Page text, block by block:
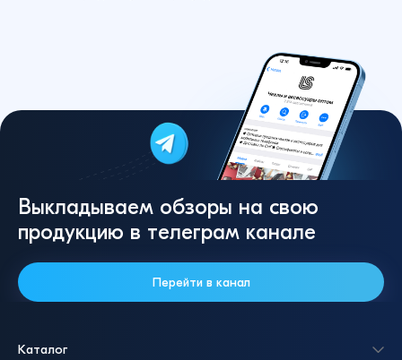
Выкладываем обзоры на свою
продукцию в телеграм канале
Перейти в канал
Каталог